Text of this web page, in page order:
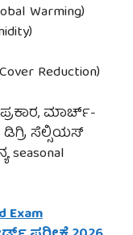
Warming)
Reduction)
ಮಾರ್ಚ್-
ಸೆಲ್ಸಿಯಸ್
seasonal
Exam